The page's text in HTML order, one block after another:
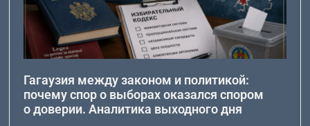
Гагаузия между законом и политикой:
почему спор о выборах оказался спором
о доверии. Аналитика выходного дня